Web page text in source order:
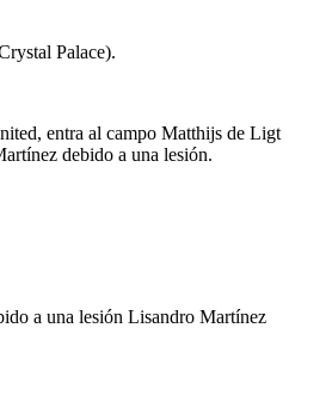
Palace).
entra al campo Matthijs de Ligt
debido a una lesión.
a una lesión Lisandro Martínez